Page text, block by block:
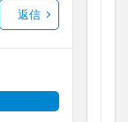
返信